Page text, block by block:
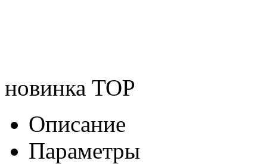
новинка TOP
Описание
Параметры